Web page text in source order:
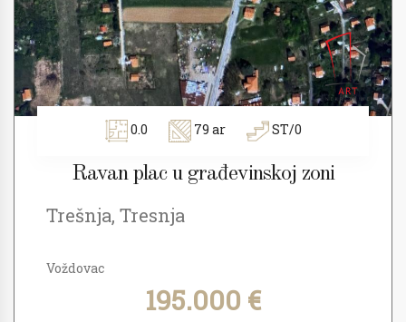
0.0 79 ar ST/0
Ravan plac u građevinskoj zoni
Trešnja, Tresnja
Voždovac
195.000 €